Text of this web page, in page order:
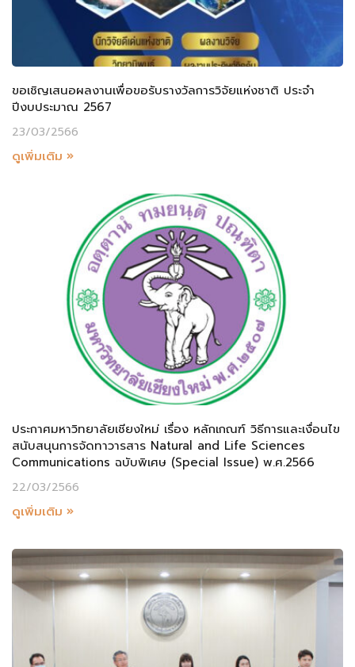
ขอเชิญเสนอผลงานเพื่อขอรับรางวัลการวิจัยแห่งชาติ ประจำ
ปีงบประมาณ 2567
23/03/2566
ดูเพิ่มเติม »
ประกาศมหาวิทยาลัยเชียงใหม่ เรื่อง หลักเกณฑ์ วิธีการและเงื่อนไข
สนับสนุนการจัดทาวารสาร Natural and Life Sciences
Communications ฉบับพิเศษ (Special Issue) พ.ศ.2566
22/03/2566
ดูเพิ่มเติม »